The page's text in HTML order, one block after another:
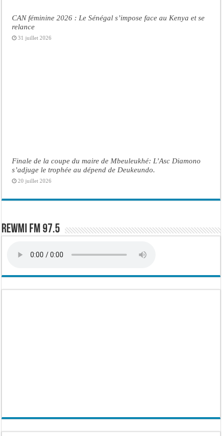
CAN féminine 2026 : Le Sénégal s’impose face au Kenya et se
relance
31 juillet 2026
Finale de la coupe du maire de Mbeuleukhé: L’Asc Diamono
s’adjuge le trophée au dépend de Deukeundo.
20 juillet 2026
Rewmi FM 97.5